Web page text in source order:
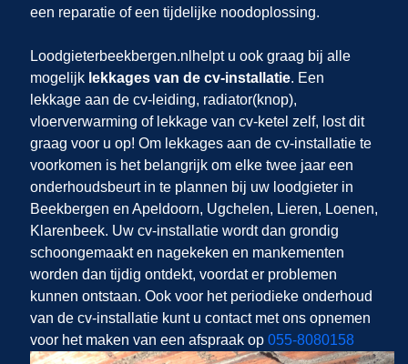
een reparatie of een tijdelijke noodoplossing.
Loodgieterbeekbergen.nl helpt u ook graag bij alle
mogelijk lekkages van de cv-installatie. Een
lekkage aan de cv-leiding, radiator(knop),
vloerverwarming of lekkage van cv-ketel zelf, lost dit
graag voor u op! Om lekkages aan de cv-installatie te
voorkomen is het belangrijk om elke twee jaar een
onderhoudsbeurt in te plannen bij uw loodgieter in
Beekbergen en Apeldoorn, Ugchelen, Lieren, Loenen,
Klarenbeek. Uw cv-installatie wordt dan grondig
schoongemaakt en nagekeken en mankementen
worden dan tijdig ontdekt, voordat er problemen
kunnen ontstaan. Ook voor het periodieke onderhoud
van de cv-installatie kunt u contact met ons opnemen
voor het maken van een afspraak op 055-8080158